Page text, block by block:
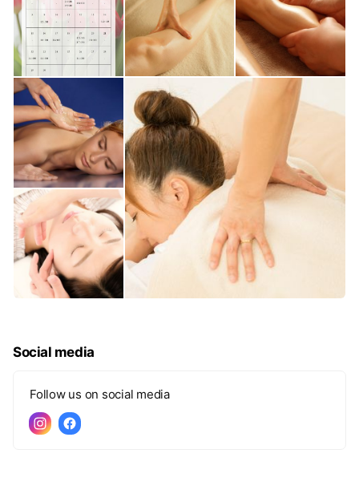
Social media
Follow us on social media